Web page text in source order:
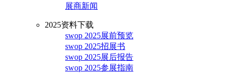
展商新闻
2025资料下载
swop 2025展前预览
swop 2025招展书
swop 2025展后报告
swop 2025参展指南